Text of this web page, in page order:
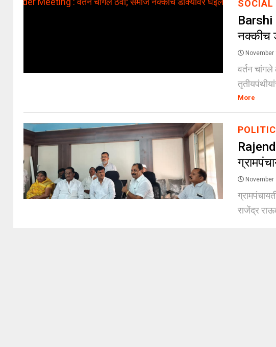
SOCIAL
Barshi
नक्कीच
November
वर्तन
More
November
राजेंद्र